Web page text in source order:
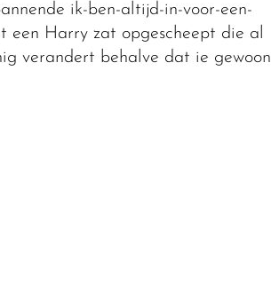
ik-ben-altijd-in-voor-een-
een Harry zat opgescheept die al
verandert behalve dat ie gewoon